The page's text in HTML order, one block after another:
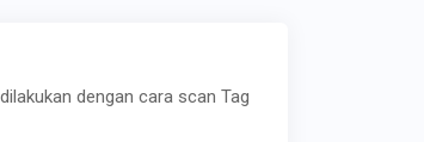
dengan cara scan Tag